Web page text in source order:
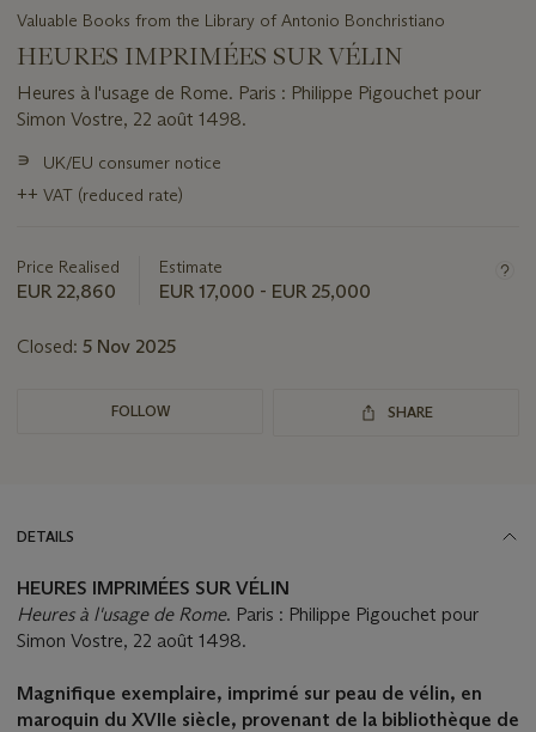
Valuable Books from the Library of Antonio Bonchristiano
HEURES IMPRIMÉES SUR VÉLIN
Heures à l'usage de Rome. Paris : Philippe Pigouchet pour
Simon Vostre, 22 août 1498.
Important
about
∍ UK/EU consumer notice
++ VAT (reduced rate)
Price Realised
EUR 22,860
Estimate
EUR 17,000 - EUR 25,000
Closed: 5 Nov 2025
FOLLOW SHARE
DETAILS
HEURES IMPRIMÉES SUR VÉLIN
Heures à l'usage de Rome. Paris : Philippe Pigouchet pour
Simon Vostre, 22 août 1498.
Magnifique exemplaire, imprimé sur peau de vélin, en
maroquin du XVIIe siècle, provenant de la bibliothèque de